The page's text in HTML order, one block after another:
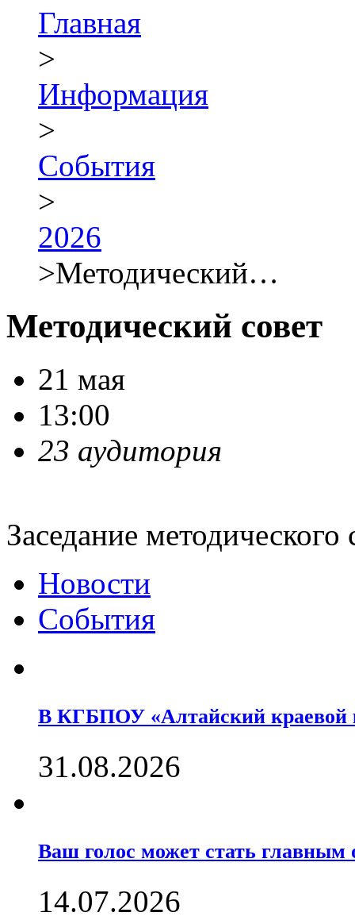
Главная
>
Информация
>
События
>
2026
>Методический…
Методический совет
21 мая
13:00
23 аудитория
Заседание методического
Новости
События
В КГБПОУ «Алтайский краевой
31.08.2026
Ваш голос может стать
14.07.2026